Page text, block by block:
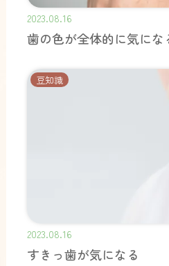
2023.08.16
歯の色が全体的に気にな
豆知識
2023.08.16
すきっ歯が気になる